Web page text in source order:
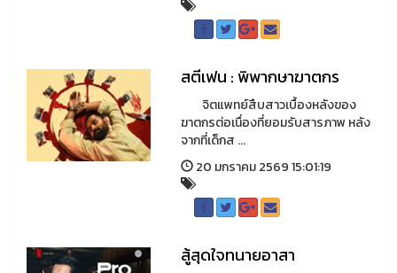
สตีเฟน : พิพากษาฆาตกร
จิตแพทย์สืบสาวเบื้องหลังของ
ฆาตกรต่อเนื่องที่ยอมรับสารภาพ หลัง
จากที่เด็กส ...
20 มกราคม 2569 15:01:19
สู้สุดใจทนายอาสา